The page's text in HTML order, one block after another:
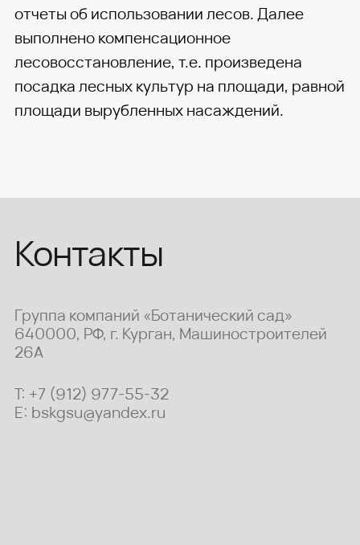
отчеты об использовании лесов. Далее
выполнено компенсационное
лесовосстановление, т.е. произведена
посадка лесных культур на площади, равной
площади вырубленных насаждений.
Контакты
Группа компаний «Ботанический сад»
640000, РФ, г. Курган, Машиностроителей
26А
T: +7 (912) 977-55-32
E: bskgsu@yandex.ru